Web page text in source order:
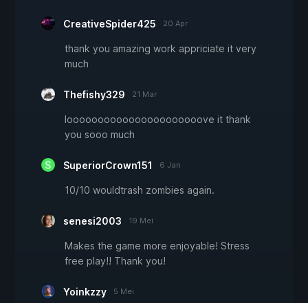
CreativeSpider425 20 Apr
thank you amazing work appriciate it very
much
Thefishy329 21 Mar
loooooooooooooooooooooove it thank
you sooo much
SuperiorCrown151 6 Jan
10/10 wouldtrash zombies again.
senesi2003 19 Mei
Makes the game more enjoyable! Stress
free play!! Thank you!
Yoinkzzy 5 Mei